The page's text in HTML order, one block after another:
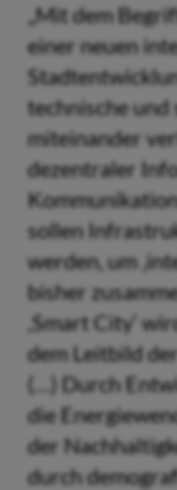
„Mit dem
einer neuen
technische
miteinander
dezentraler
sollen
werden, um
bisher
‚Smart City‘
dem Leitbild
(…) Durch
die
der
durch